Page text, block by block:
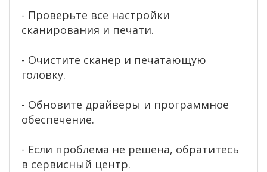
- Проверьте все настройки
сканирования и печати.
- Очистите сканер и печатающую
головку.
- Обновите драйверы и программное
обеспечение.
- Если проблема не решена, обратитесь
в сервисный центр.